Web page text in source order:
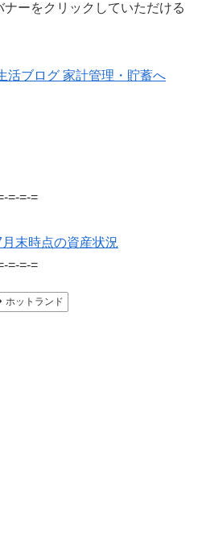
ーをクリックしていただける
=-=-=
末時点の資産状況
=-=-=
ホットランド